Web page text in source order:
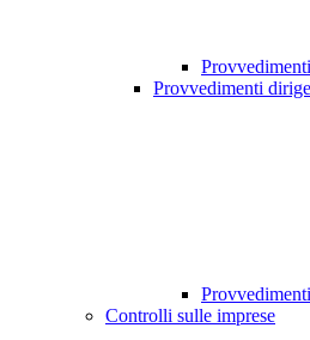
Provvedimenti
Controlli sulle imprese